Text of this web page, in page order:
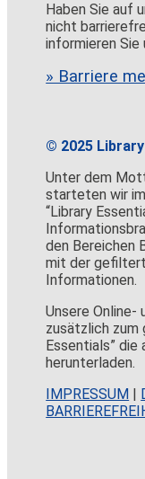
Haben Sie auf
nicht
informieren Sie
» Barriere
© 2025
Unter dem
starteten wir
“Library
den Bereichen
mit der
Informationen.
Unsere Online-
zusätzlich zum
Essentials”
herunterladen.
IMPRESSUM